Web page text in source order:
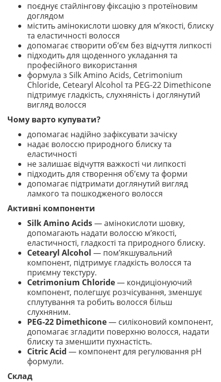
поєднує стайлінгову фіксацію з протеїновим
доглядом
містить амінокислоти шовку для м’якості, блиску
та еластичності волосся
допомагає створити об’єм без відчуття липкості
підходить для щоденного укладання та
професійного використання
формула з Silk Amino Acids, Cetrimonium
Chloride, Cetearyl Alcohol та PEG-22 Dimethicone
підтримує гладкість, слухняність і доглянутий
вигляд волосся
Чому варто купувати?
допомагає надійно зафіксувати зачіску
надає волоссю природного блиску та
еластичності
не залишає відчуття важкості чи липкості
підходить для створення об’єму та форми
допомагає підтримати доглянутий вигляд
ламкого та пошкодженого волосся
Активні компоненти
Silk Amino Acids— амінокислоти шовку,
допомагають надати волоссю м’якості,
еластичності, гладкості та природного блиску.
Cetearyl Alcohol — пом’якшувальний
компонент, підтримує гладкість волосся та
приємну текстуру.
Cetrimonium Chloride— кондиціонуючий
компонент, полегшує розчісування, зменшує
сплутування та робить волосся більш
слухняним.
PEG-22 Dimethicone— силіконовий компонент,
допомагає згладити поверхню волосся, надати
блиску та зменшити пухнастість.
Citric Acid — компонент для регулювання pH
формули.
Склад